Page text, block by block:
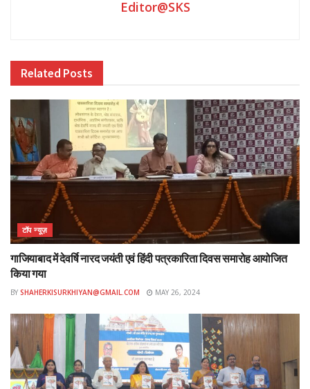
Editor@SKS
Related Posts
टॉप न्यूज़
गाजियाबाद में देवर्षि नारद जयंती एवं हिंदी पत्रकारिता दिवस समारोह आयोजित
किया गया
BY SHAHERKISURKHIYAN@GMAIL.COM MAY 26, 2024